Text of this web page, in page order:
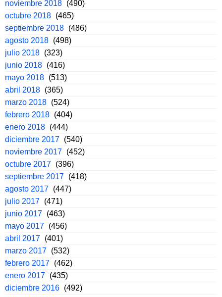
noviembre 2018 (490)
octubre 2018 (465)
septiembre 2018 (486)
agosto 2018 (498)
julio 2018 (323)
junio 2018 (416)
mayo 2018 (513)
abril 2018 (365)
marzo 2018 (524)
febrero 2018 (404)
enero 2018 (444)
diciembre 2017 (540)
noviembre 2017 (452)
octubre 2017 (396)
septiembre 2017 (418)
agosto 2017 (447)
julio 2017 (471)
junio 2017 (463)
mayo 2017 (456)
abril 2017 (401)
marzo 2017 (532)
febrero 2017 (462)
enero 2017 (435)
diciembre 2016 (492)